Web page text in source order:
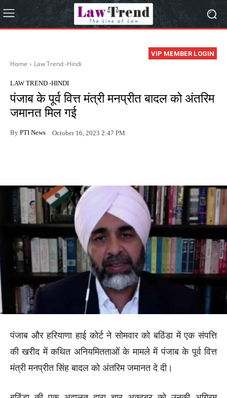
VIP MEMBER LOGIN
Home Law Trend -Hindi
LAW TREND -HINDI
पंजाब के पूर्व वित्त मंत्री मनप्रीत बादल को अंतरिम
जमानत मिल गई
By PTI News October 16, 2023 2:47 PM
पंजाब और हरियाणा हाई कोर्ट ने सोमवार को बठिंडा में एक संपत्ति
की खरीद में कथित अनियमितताओं के मामले में पंजाब के पूर्व वित्त
मंत्री मनप्रीत सिंह बादल को अंतरिम जमानत दे दी।